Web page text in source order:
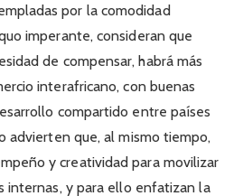
por la comodidad
imperante, consideran que
de compensar, habrá más
interafricano, con buenas
compartido entre países
advierten que, al mismo tiempo,
y creatividad para movilizar
internas, y para ello enfatizan la